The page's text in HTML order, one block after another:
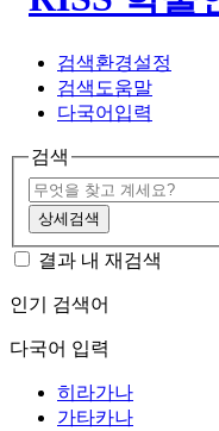
검색환경설정
검색도움말
다국어입력
검색
상세검색
결과 내 재검색
인기 검색어
다국어 입력
히라가나
가타카나